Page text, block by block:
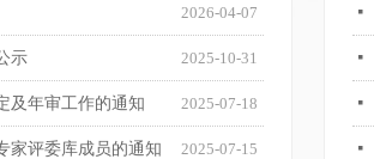
2026-04-07
2025-10-31
示
2025-07-18
及年审工作的通知
2025-07-15
家评委库成员的通知
넷
넷
넷
넷